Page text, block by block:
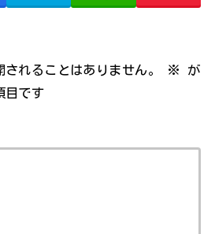
れることはありません。 ※
が
目です